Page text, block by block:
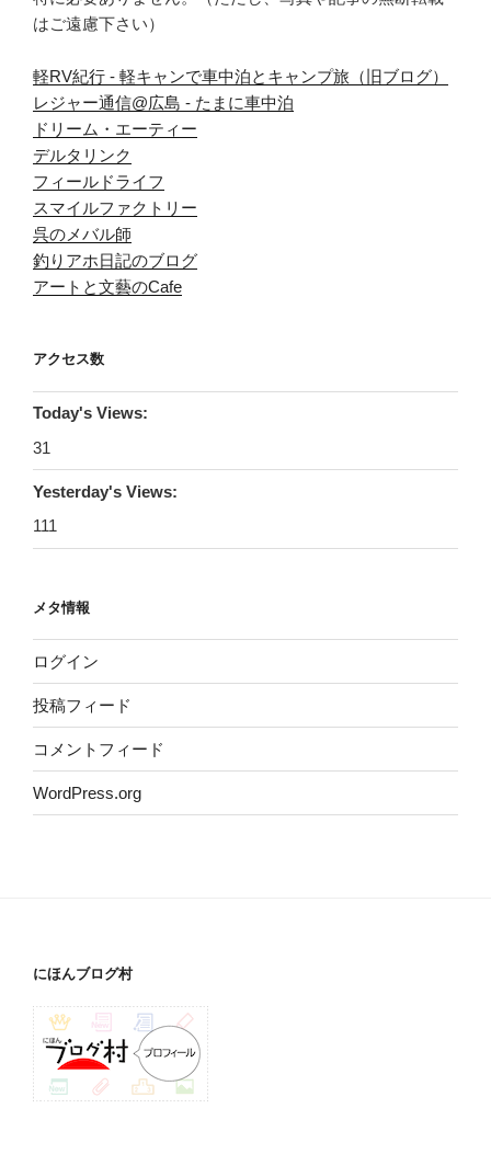
はご遠慮下さい）
軽RV紀行 - 軽キャンで車中泊とキャンプ旅（旧ブログ）
レジャー通信@広島 - たまに車中泊
ドリーム・エーティー
デルタリンク
フィールドライフ
スマイルファクトリー
呉のメバル師
釣りアホ日記のブログ
アートと文藝のCafe
アクセス数
Today's Views:
31
Yesterday's Views:
111
メタ情報
ログイン
投稿フィード
コメントフィード
WordPress.org
にほんブログ村